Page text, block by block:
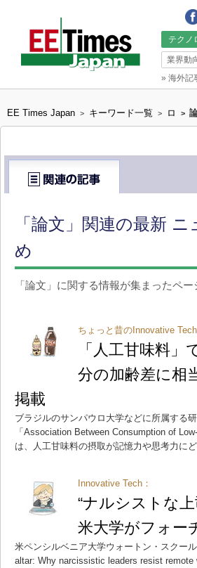
テクノ
業界動
» 海外記
EE Times Japan > キーワード一覧 > ロ >
「論文」関連の最新
め
「論文」に関する情報が集まったペー
ちょっと昔のInnovative Tech
「人工甘味料
分の加齢差に相
掲載
ブラジルのサンパウロ大学などに所属する
「Association Between Consumption of
は、人工甘味料の摂取が記憶力や思考力に
Innovative Tech：
“ナルシストな
米大学がフォー
米ペンシルベニア大学ウォートン・スクー
altar: Why narcissistic leaders resist